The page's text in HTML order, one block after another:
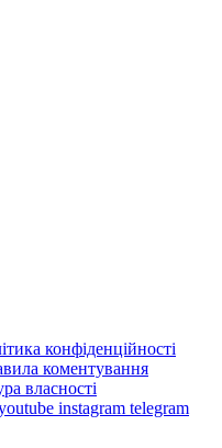
конфіденційності
коментування
власності
instagram telegram